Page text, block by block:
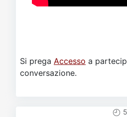
Si prega Accesso a
conversazione.